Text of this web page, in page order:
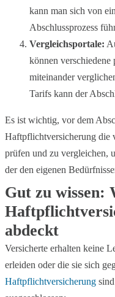
kann man sich von
Abschlussprozess
Vergleichsportale:
können
miteinander
Tarifs kann der
Es ist wichtig, vor dem
Haftpflichtversicherung die
prüfen und zu vergleichen,
der den eigenen
Gut zu wissen:
abdeckt
Versicherte erhalten keine
erleiden oder die sie sich
Haftpflichtversicherung